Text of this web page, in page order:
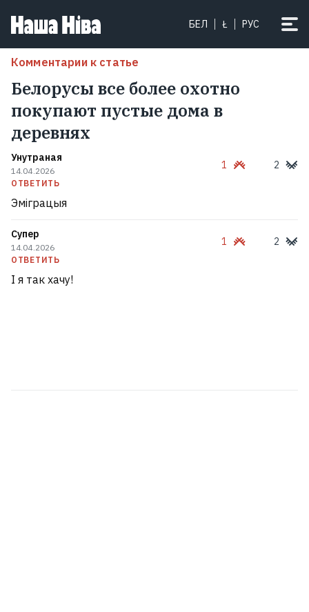
БЕЛ Ł РУС
Комментарии к статье
Белорусы все более охотно
покупают пустые дома в
деревнях
Унутраная
14.04.2026
ОТВЕТИТЬ
1 2
Эміграцыя
Супер
14.04.2026
ОТВЕТИТЬ
1 2
І я так хачу!